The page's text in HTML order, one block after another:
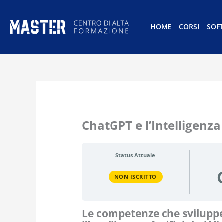
HOME CORSI
ChatGPT e
Status Attuale
NON ISCRITTO
Le competenze che